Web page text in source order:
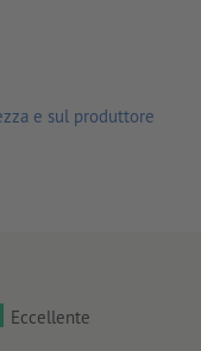
di applicazione
materiale. La vernice
e sul produttore
Eccellente